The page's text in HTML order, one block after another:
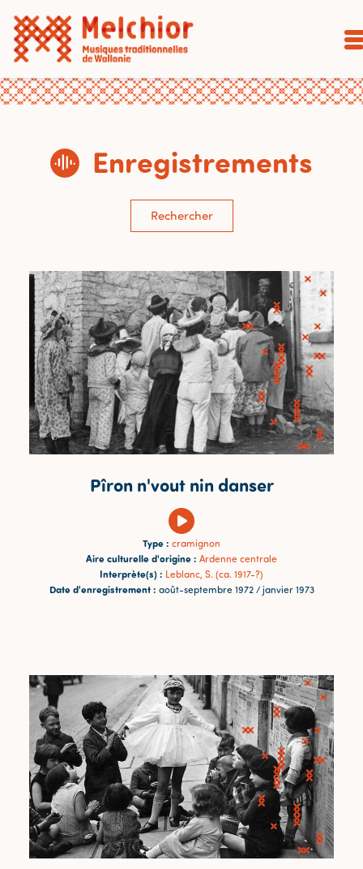
Enregistrements
Rechercher
Pîron n'vout nin danser
Type : cramignon
Aire culturelle d'origine : Ardenne centrale
Interprète(s) : Leblanc, S. (ca. 1917-?)
Date d'enregistrement : août-septembre 1972 / janvier 1973